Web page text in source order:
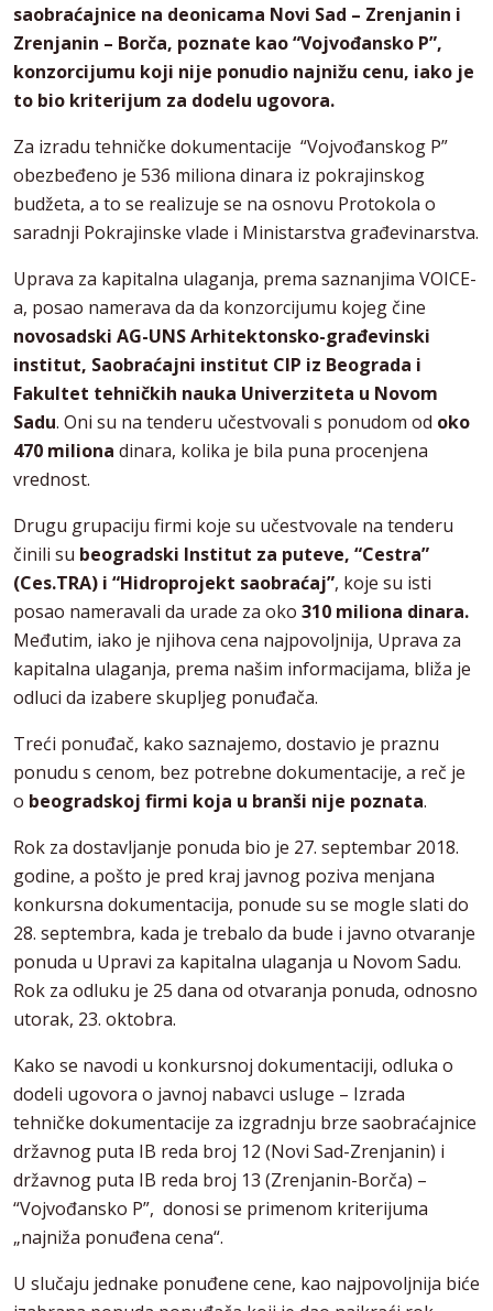
saobraćajnice na deonicama Novi Sad – Zrenjanin i
Zrenjanin – Borča, poznate kao “Vojvođansko P”,
konzorcijumu koji nije ponudio najnižu cenu, iako je
to bio kriterijum za dodelu ugovora.
Za izradu tehničke dokumentacije “Vojvođanskog P”
obezbeđeno je 536 miliona dinara iz pokrajinskog
budžeta, a to se realizuje se na osnovu Protokola o
saradnji Pokrajinske vlade i Ministarstva građevinarstva.
Uprava za kapitalna ulaganja, prema saznanjima VOICE-
a, posao namerava da da konzorcijumu kojeg čine
novosadski AG-UNS Arhitektonsko-građevinski
institut, Saobraćajni institut CIP iz Beograda i
Fakultet tehničkih nauka Univerziteta u Novom
Sadu. Oni su na tenderu učestvovali s ponudom od oko
470 miliona dinara, kolika je bila puna procenjena
vrednost.
Drugu grupaciju firmi koje su učestvovale na tenderu
činili su beogradski Institut za puteve, “Cestra”
(Ces.TRA) i “Hidroprojekt saobraćaj”, koje su isti
posao nameravali da urade za oko 310 miliona dinara.
Međutim, iako je njihova cena najpovoljnija, Uprava za
kapitalna ulaganja, prema našim informacijama, bliža je
odluci da izabere skupljeg ponuđača.
Treći ponuđač, kako saznajemo, dostavio je praznu
ponudu s cenom, bez potrebne dokumentacije, a reč je
o beogradskoj firmi koja u branši nije poznata.
Rok za dostavljanje ponuda bio je 27. septembar 2018.
godine, a pošto je pred kraj javnog poziva menjana
konkursna dokumentacija, ponude su se mogle slati do
28. septembra, kada je trebalo da bude i javno otvaranje
ponuda u Upravi za kapitalna ulaganja u Novom Sadu.
Rok za odluku je 25 dana od otvaranja ponuda, odnosno
utorak, 23. oktobra.
Kako se navodi u konkursnoj dokumentaciji, odluka o
dodeli ugovora o javnoj nabavci usluge – Izrada
tehničke dokumentacije za izgradnju brze saobraćajnice
državnog puta IB reda broj 12 (Novi Sad-Zrenjanin) i
državnog puta IB reda broj 13 (Zrenjanin-Borča) –
“Vojvođansko P”, donosi se primenom kriterijuma
„najniža ponuđena cena“.
U slučaju jednake ponuđene cene, kao najpovoljnija biće